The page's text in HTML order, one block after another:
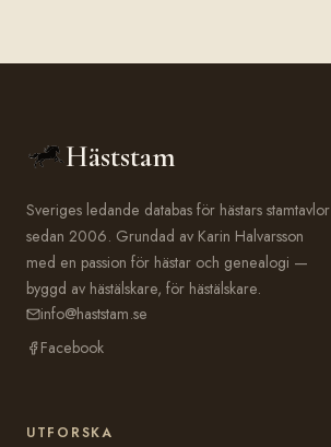
Häststam
Sveriges ledande databas för hästars stamtavlor
sedan 2006. Grundad av Karin Halvarsson
med en passion för hästar och genealogi —
byggd av hästälskare, för hästälskare.
info@haststam.se
Facebook
UTFORSKA